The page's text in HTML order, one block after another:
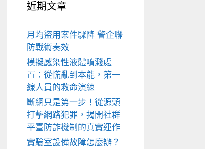
近期文章
月均盜用案件驟降 警企聯
防戰術奏效
模擬感染性液體噴濺處
置：從慌亂到本能，第一
線人員的救命演練
斷網只是第一步！從源頭
打擊網路犯罪，揭開社群
平臺防詐機制的真實運作
實驗室設備故障怎麼辦？